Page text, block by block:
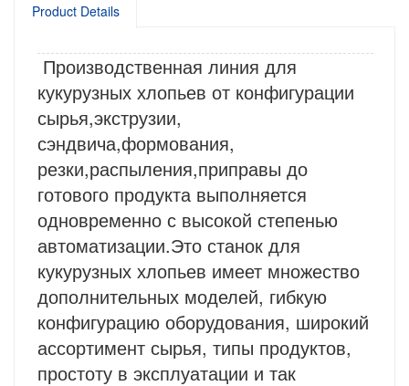
Product Details
Производственная линия для
кукурузных хлопьев от конфигурации
сырья,экструзии,
сэндвича,формования,
резки,распыления,приправы до
готового продукта выполняется
одновременно с высокой степенью
автоматизации.Это станок для
кукурузных хлопьев имеет множество
дополнительных моделей, гибкую
конфигурацию оборудования, широкий
ассортимент сырья, типы продуктов,
простоту в эксплуатации и так